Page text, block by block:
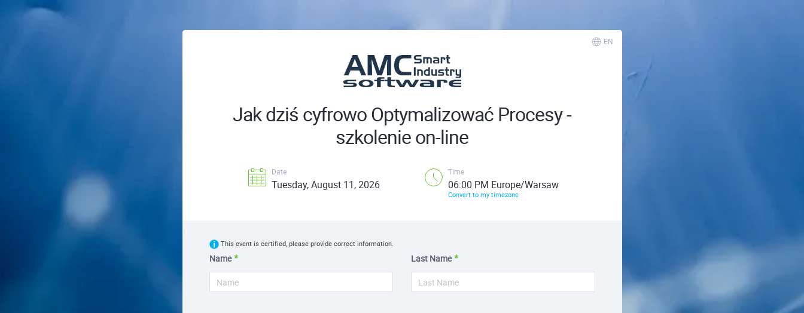
EN
Jak dziś cyfrowo Optymalizować Procesy -
szkolenie on-line
Date
Tuesday, August 11, 2026
Time
06:00 PM Europe/Warsaw
Convert to my timezone
This event is certified, please provide correct information.
Name Last Name